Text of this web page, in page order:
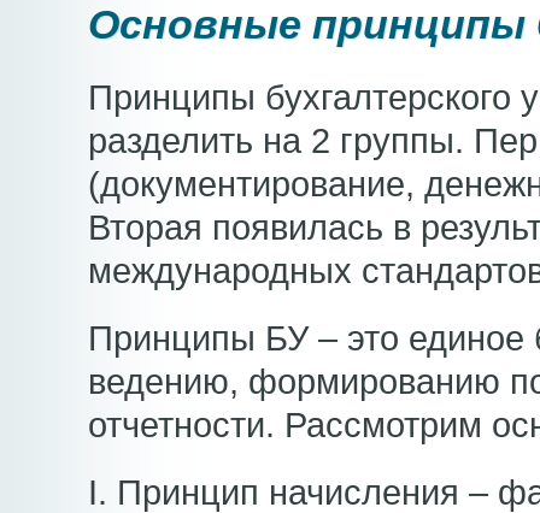
Основные принципы
Принципы бухгалтерского
разделить на 2 группы.
(документирование,
Вторая появилась в
международных
Принципы БУ – это единое
ведению, формированию
отчетности. Рассмотрим
I. Принцип начисления –